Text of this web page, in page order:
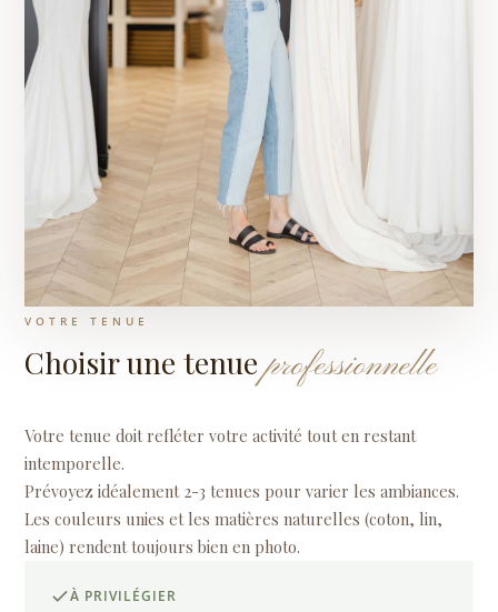
VOTRE TENUE
Choisir une tenueprofessionnelle
Votre tenue doit refléter votre activité tout en restant
intemporelle.
Prévoyez idéalement 2-3 tenues pour varier les ambiances.
Les couleurs unies et les matières naturelles (coton, lin,
laine) rendent toujours bien en photo.
À PRIVILÉGIER